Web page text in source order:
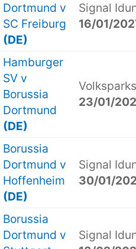
Dortmund v
SC Freiburg
(DE)
Signal
16/01/
Hamburger
SV v
Borussia
Dortmund
(DE)
23/01/
Borussia
Dortmund v
Hoffenheim
(DE)
Signal
30/01/
Borussia
Dortmund v
Signal